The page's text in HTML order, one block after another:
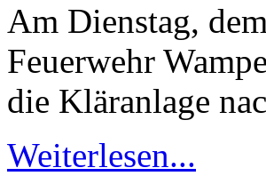
Am Dienstag,
Feuerwehr
die Kläranlage
Weiterlesen...